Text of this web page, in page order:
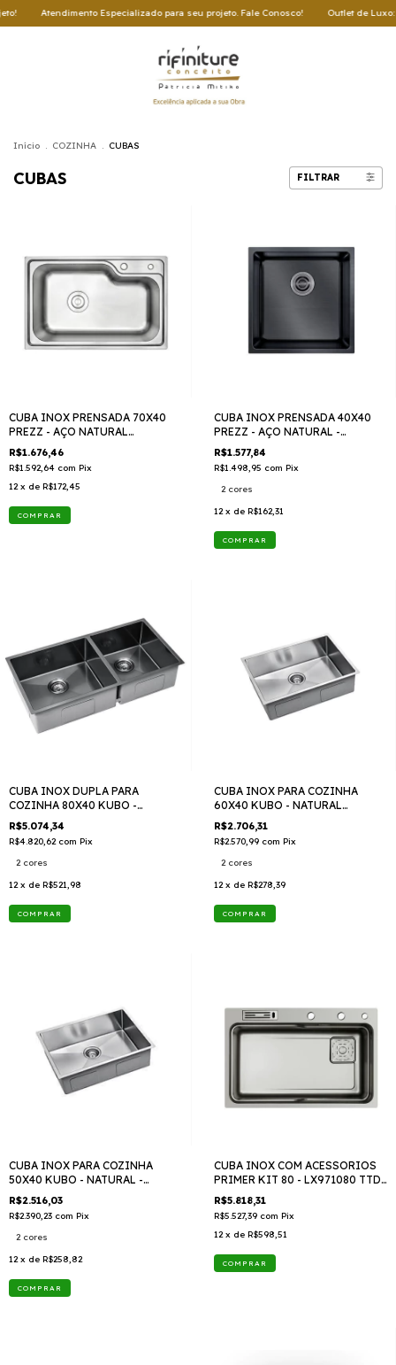
Especializado para seu projeto. Fale Conosco! Outlet de Luxo:
Início . COZINHA . CUBAS
CUBAS FILTRAR
CUBA INOX PRENSADA 70X40
PREZZ - AÇO NATURAL
LX931070 TTD 409
R$1.676,46
R$1.592,64 com Pix
12 x de R$172,45
CUBA INOX PRENSADA 40X40
PREZZ - AÇO NATURAL -
LX931040 TTD 409
R$1.577,84
R$1.498,95 com Pix
2 cores
12 x de R$162,31
COMPRAR
CUBA INOX DUPLA PARA
COZINHA 80X40 KUBO -
LX952080 TTD 409
R$5.074,34
R$4.820,62 com Pix
2 cores
12 x de R$521,98
COMPRAR
CUBA INOX PARA COZINHA
60X40 KUBO - NATURAL
LX951060 TTD 409
R$2.706,31
R$2.570,99 com Pix
2 cores
12 x de R$278,39
COMPRAR
CUBA INOX PARA COZINHA
50X40 KUBO - NATURAL -
LX951050 TTD 409
R$2.516,03
R$2.390,23 com Pix
2 cores
12 x de R$258,82
COMPRAR
CUBA INOX COM ACESSORIOS
PRIMER KIT 80 - LX971080 TTD
409
R$5.818,31
R$5.527,39 com Pix
12 x de R$598,51